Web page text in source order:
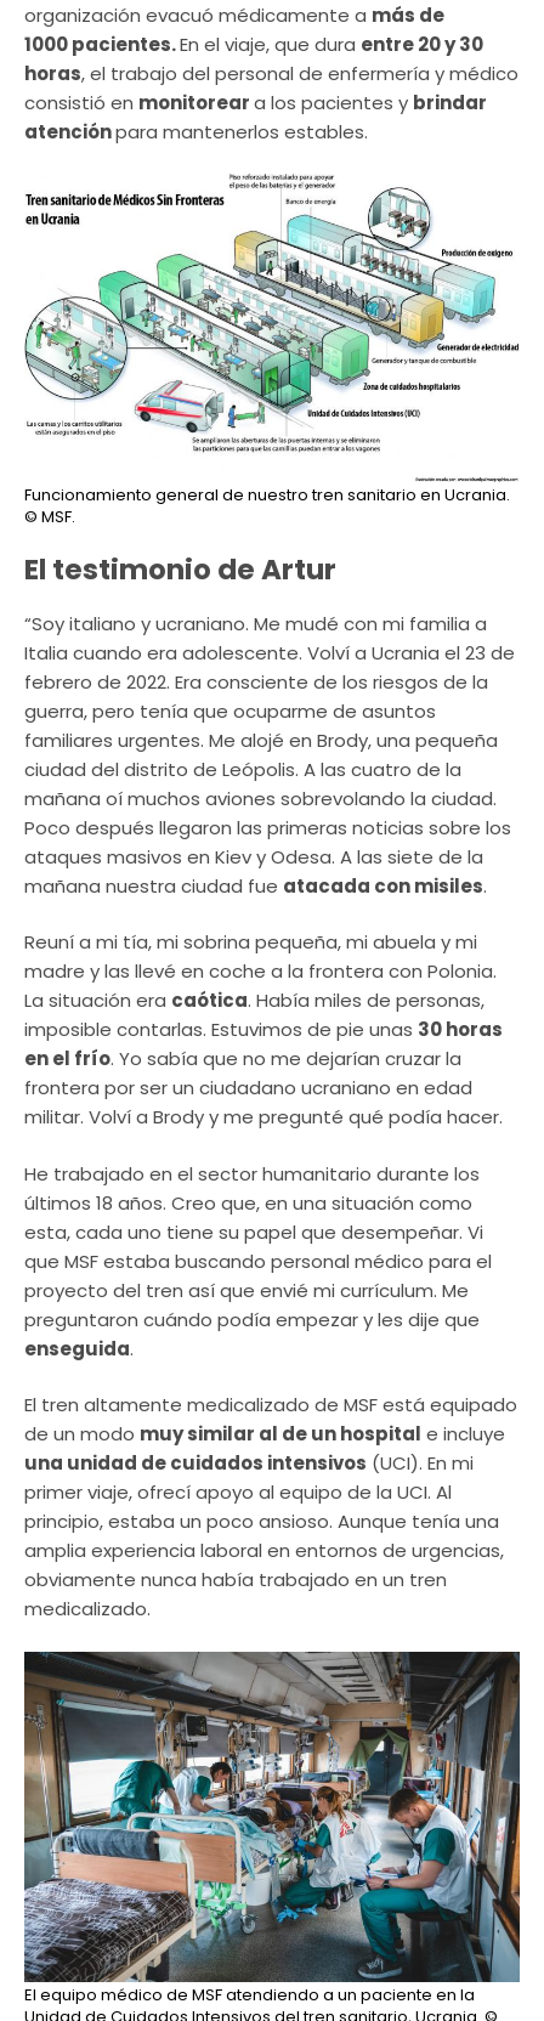
organización evacuó médicamente a más de
1000 pacientes.En el viaje, que dura entre 20 y 30
horas, el trabajo del personal de enfermería y médico
consistió en monitoreara los pacientes y brindar
atenciónpara mantenerlos estables.
Funcionamiento general de nuestro tren sanitario en Ucrania.
© MSF.
El testimonio de Artur
“Soy italiano y ucraniano. Me mudé con mi familia a
Italia cuando era adolescente. Volví a Ucrania el 23 de
febrero de 2022. Era consciente de los riesgos de la
guerra, pero tenía que ocuparme de asuntos
familiares urgentes. Me alojé en Brody, una pequeña
ciudad del distrito de Leópolis. A las cuatro de la
mañana oí muchos aviones sobrevolando la ciudad.
Poco después llegaron las primeras noticias sobre los
ataques masivos en Kiev y Odesa. A las siete de la
mañana nuestra ciudad fue atacada con misiles.
Reuní a mi tía, mi sobrina pequeña, mi abuela y mi
madre y las llevé en coche a la frontera con Polonia.
La situación era caótica. Había miles de personas,
imposible contarlas. Estuvimos de pie unas 30 horas
en el frío. Yo sabía que no me dejarían cruzar la
frontera por ser un ciudadano ucraniano en edad
militar. Volví a Brody y me pregunté qué podía hacer.
He trabajado en el sector humanitario durante los
últimos 18 años. Creo que, en una situación como
esta, cada uno tiene su papel que desempeñar. Vi
que MSF estaba buscando personal médico para el
proyecto del tren así que envié mi currículum. Me
preguntaron cuándo podía empezar y les dije que
enseguida.
El tren altamente medicalizado de MSF está equipado
de un modo muy similar al de un hospital e incluye
una unidad de cuidados intensivos (UCI). En mi
primer viaje, ofrecí apoyo al equipo de la UCI. Al
principio, estaba un poco ansioso. Aunque tenía una
amplia experiencia laboral en entornos de urgencias,
obviamente nunca había trabajado en un tren
medicalizado.
El equipo médico de MSF atendiendo a un paciente en la
Unidad de Cuidados Intensivos del tren sanitario, Ucrania. ©